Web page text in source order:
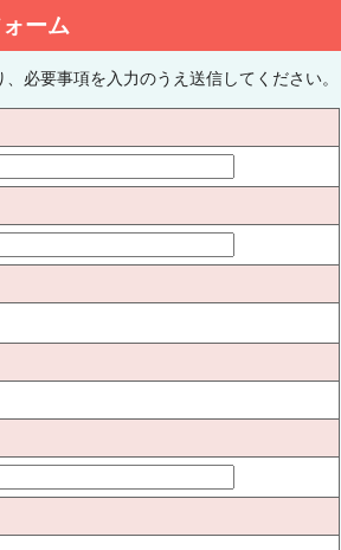
ーム
必要事項を入力のうえ送信してください。